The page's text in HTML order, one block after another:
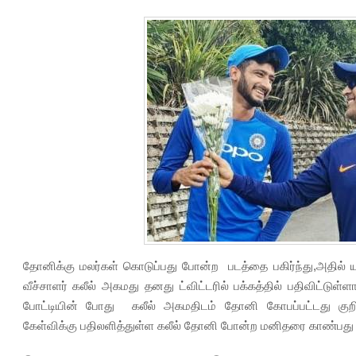
தோனிக்கு மலர்கள் கொடுப்பது போன்ற படத்தை
வீச்சாளர் கலீல் அகமது தனது ட்விட்டரில் பக்கத்தில்
போட்டியின் போது கலீல் அகமதிடம் தோனி கோபப்பட்டது
கேள்விக்கு பதிலளித்துள்ள கலீல் தோனி போன்ற மனிதரை காண்பது